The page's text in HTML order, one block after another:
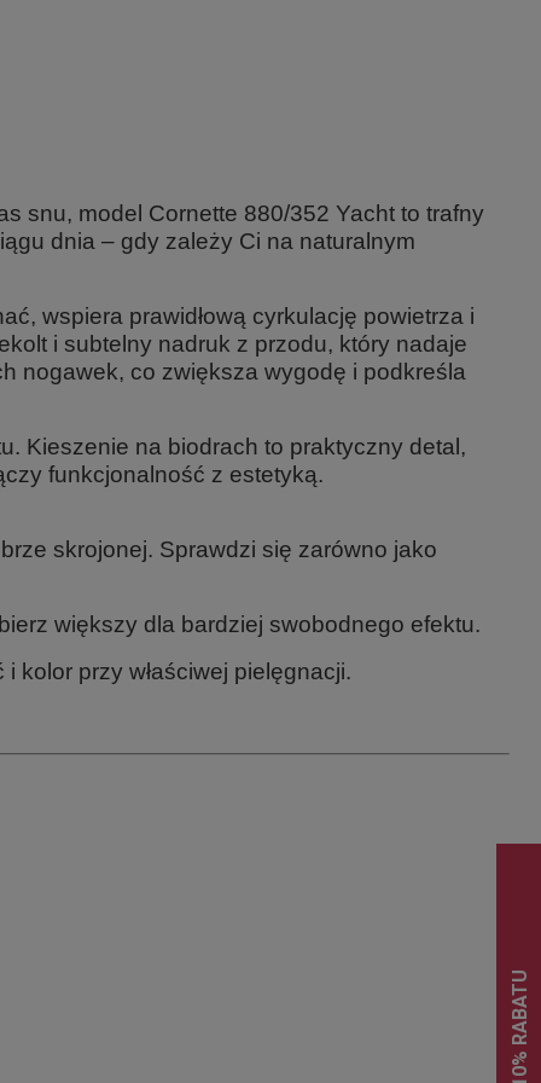
snu, model Cornette 880/352 Yacht to trafny
dnia – gdy zależy Ci na naturalnym
wspiera prawidłową cyrkulację powietrza i
i subtelny nadruk z przodu, który nadaje
nogawek, co zwiększa wygodę i podkreśla
Kieszenie na biodrach to praktyczny detal,
funkcjonalność z estetyką.
skrojonej. Sprawdzi się zarówno jako
większy dla bardziej swobodnego efektu.
kolor przy właściwej pielęgnacji.